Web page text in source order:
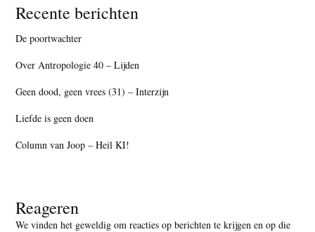
Recente berichten
De poortwachter
Over Antropologie 40 – Lijden
Geen dood, geen vrees (31) – Interzijn
Liefde is geen doen
Column van Joop – Heil KI!
Reageren
We vinden het geweldig om reacties op berichten te krijgen en op die